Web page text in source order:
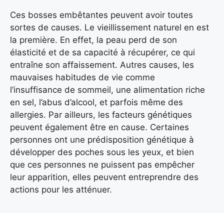
Ces bosses embêtantes peuvent avoir toutes
sortes de causes. Le vieillissement naturel en est
la première. En effet, la peau perd de son
élasticité et de sa capacité à récupérer, ce qui
entraîne son affaissement. Autres causes, les
mauvaises habitudes de vie comme
l’insuffisance de sommeil, une alimentation riche
en sel, l’abus d’alcool, et parfois même des
allergies. Par ailleurs, les facteurs génétiques
peuvent également être en cause. Certaines
personnes ont une prédisposition génétique à
développer des poches sous les yeux, et bien
que ces personnes ne puissent pas empêcher
leur apparition, elles peuvent entreprendre des
actions pour les atténuer.